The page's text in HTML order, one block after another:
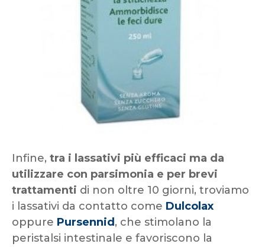
Infine, tra i lassativi più efficaci ma da
utilizzare con parsimonia e per brevi
trattamenti di non oltre 10 giorni, troviamo
i lassativi da contatto come Dulcolax
oppure Pursennid , che stimolano la
peristalsi intestinale e favoriscono la